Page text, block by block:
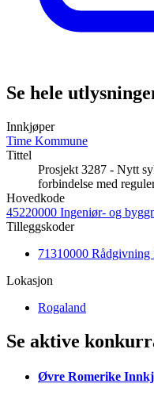
Se hele
Innkjøper
Time Kommune
Tittel
Prosjekt 3287 - Nytt
forbindelse med
Hovedkode
45220000 Ingeniør- og
Tilleggskoder
71310000 Rådgivning
Lokasjon
Rogaland
Se aktive
Øvre Romerike